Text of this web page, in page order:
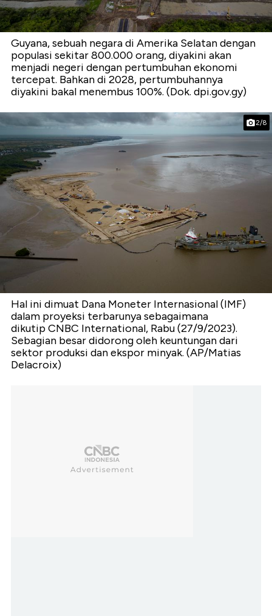
Guyana, sebuah negara di Amerika Selatan dengan
populasi sekitar 800.000 orang, diyakini akan
menjadi negeri dengan pertumbuhan ekonomi
tercepat. Bahkan di 2028, pertumbuhannya
diyakini bakal menembus 100%. (Dok. dpi.gov.gy)
2/8
Hal ini dimuat Dana Moneter Internasional (IMF)
dalam proyeksi terbarunya sebagaimana
dikutip CNBC International, Rabu (27/9/2023).
Sebagian besar didorong oleh keuntungan dari
sektor produksi dan ekspor minyak. (AP/Matias
Delacroix)